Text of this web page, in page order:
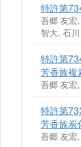
特許第
吾郷 友宏
智大, 石
特許第
芳香族複
吾郷 友宏
特許第
芳香族炭
吾郷 友宏